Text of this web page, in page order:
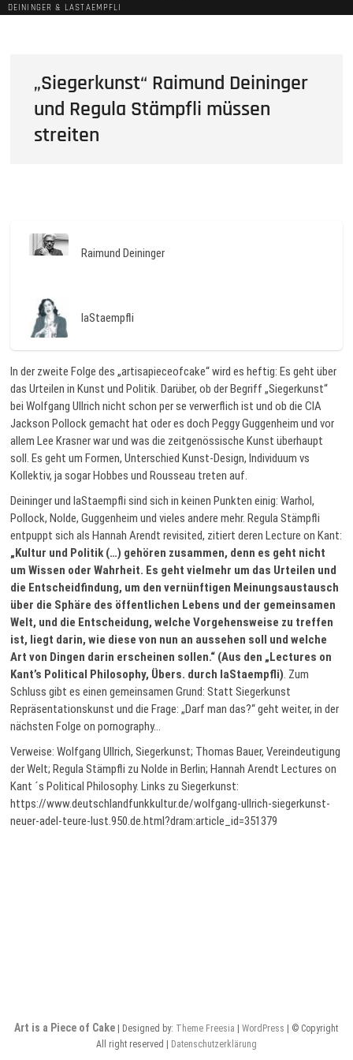
DEININGER & LASTAEMPFLI
„Siegerkunst“ Raimund Deininger
und Regula Stämpfli müssen
streiten
Raimund Deininger
laStaempfli
In der zweite Folge des „artisapieceofcake“ wird es heftig: Es geht über
das Urteilen in Kunst und Politik. Darüber, ob der Begriff „Siegerkunst“
bei Wolfgang Ullrich nicht schon per se verwerflich ist und ob die CIA
Jackson Pollock gemacht hat oder es doch Peggy Guggenheim und vor
allem Lee Krasner war und was die zeitgenössische Kunst überhaupt
soll. Es geht um Formen, Unterschied Kunst-Design, Individuum vs
Kollektiv, ja sogar Hobbes und Rousseau treten auf.
Deininger und laStaempfli sind sich in keinen Punkten einig: Warhol,
Pollock, Nolde, Guggenheim und vieles andere mehr. Regula Stämpfli
entpuppt sich als Hannah Arendt revisited, zitiert deren Lecture on Kant:
„Kultur und Politik (…) gehören zusammen, denn es geht nicht
um Wissen oder Wahrheit. Es geht vielmehr um das Urteilen und
die Entscheidfindung, um den vernünftigen Meinungsaustausch
über die Sphäre des öffentlichen Lebens und der gemeinsamen
Welt, und die Entscheidung, welche Vorgehensweise zu treffen
ist, liegt darin, wie diese von nun an aussehen soll und welche
Art von Dingen darin erscheinen sollen.“ (Aus den „Lectures on
Kant’s Political Philosophy, Übers. durch laStaempfli). Zum
Schluss gibt es einen gemeinsamen Grund: Statt Siegerkunst
Repräsentationskunst und die Frage: „Darf man das?“ geht weiter, in der
nächsten Folge on pornography…
Verweise: Wolfgang Ullrich, Siegerkunst; Thomas Bauer, Vereindeutigung
der Welt; Regula Stämpfli zu Nolde in Berlin; Hannah Arendt Lectures on
Kant ´s Political Philosophy. Links zu Siegerkunst:
https://www.deutschlandfunkkultur.de/wolfgang-ullrich-siegerkunst-
neuer-adel-teure-lust.950.de.html?dram:article_id=351379
Art is a Piece of Cake | Designed by: Theme Freesia |WordPress
| © Copyright
All right reserved |
Datenschutzerklärung